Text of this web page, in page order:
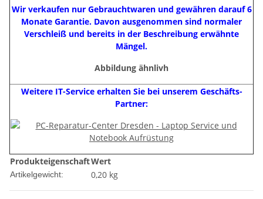
Wir verkaufen nur Gebrauchtwaren und gewähren darauf 6
Monate Garantie. Davon ausgenommen sind normaler
Verschleiß und bereits in der Beschreibung erwähnte
Mängel.
Abbildung ähnlivh
Weitere IT-Service erhalten Sie bei unserem Geschäfts-
Partner:
ProdukteigenschaftWert
Artikelgewicht: 0,20 kg